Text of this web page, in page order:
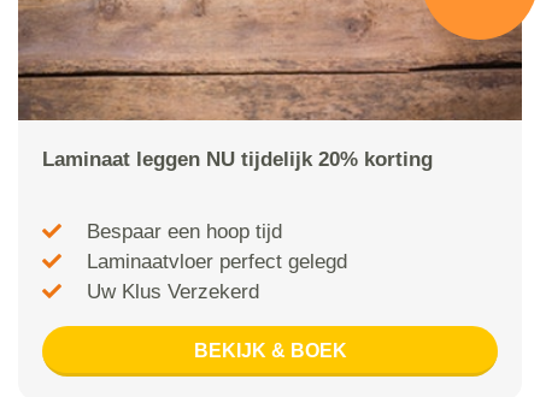
Laminaat leggen NU tijdelijk 20% korting
Bespaar een hoop tijd
Laminaatvloer perfect gelegd
Uw Klus Verzekerd
BEKIJK & BOEK